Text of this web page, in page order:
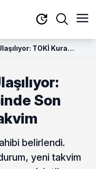
TOKİ Kura
Son
belirlendi.
yeni takvim